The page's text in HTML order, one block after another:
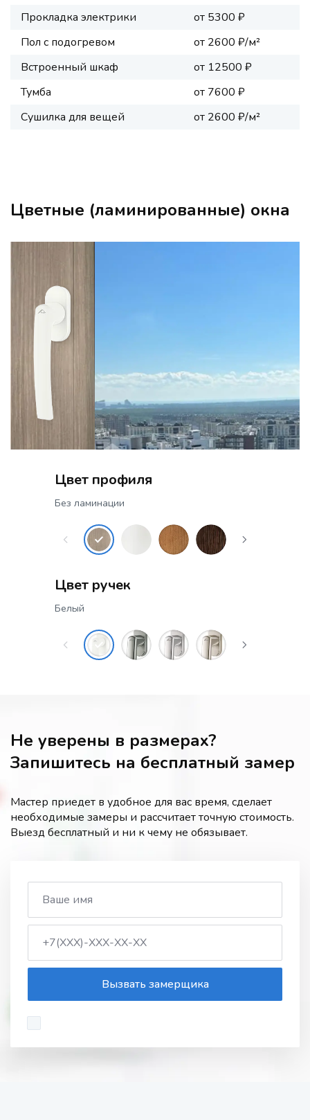
Прокладка электрики
от 5300 ₽
Пол с подогревом
от 2600 ₽/м²
Встроенный шкаф
от 12500 ₽
Тумба
от 7600 ₽
Сушилка для вещей
от 2600 ₽/м²
Цветные (ламинированные) окна
Цвет профиля
Без ламинации
Цвет ручек
Белый
Не уверены в размерах?
Запишитесь на бесплатный замер
Мастер приедет в удобное для вас время, сделает
необходимые замеры и рассчитает точную стоимость.
Выезд бесплатный и ни к чему не обязывает.
Вызвать замерщика